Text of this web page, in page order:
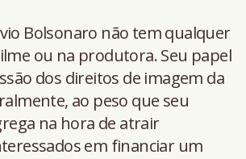
Bolsonaro não tem qualquer
ou na produtora. Seu papel
dos direitos de imagem da
ao peso que seu
na hora de atrair
em financiar um